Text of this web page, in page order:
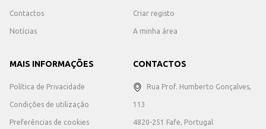
Contactos
Notícias
Criar registo
A minha área
MAIS INFORMAÇÕES
Política de Privacidade
Condições de utilização
Preferências de cookies
CONTACTOS
Rua Prof. Humberto Gonçalves,
113
4820-251 Fafe, Portugal